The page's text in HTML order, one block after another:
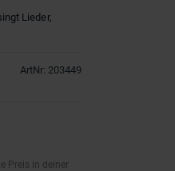
Lieder,
ArtNr: 203449
Preis in deiner